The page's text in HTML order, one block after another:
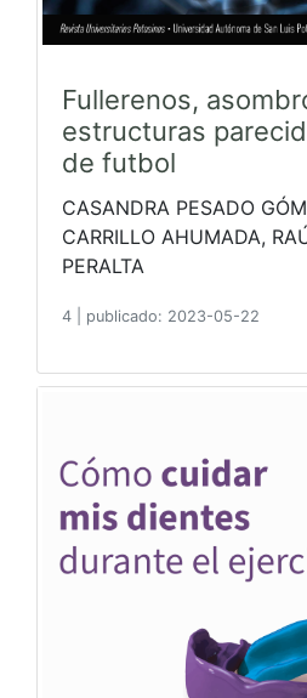
Fullerenos,
estructuras
de futbol
CASANDRA PESADO
CARRILLO AHUMADA,
PERALTA
4 publicado: 2023-05-22